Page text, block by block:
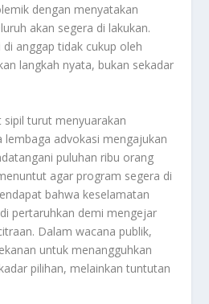
dengan menyatakan
akan segera di lakukan.
anggap tidak cukup oleh
langkah nyata, bukan sekadar
sipil turut menyuarakan
lembaga advokasi mengajukan
puluhan ribu orang
agar program segera di
bahwa keselamatan
pertaruhkan demi mengejar
Dalam wacana publik,
untuk menangguhkan
pilihan, melainkan tuntutan